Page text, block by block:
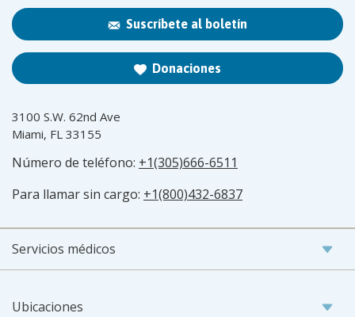
Suscríbete al boletín
Donaciones
3100 S.W. 62nd Ave
Miami, FL 33155
Número de teléfono: +1(305)666-6511
Para llamar sin cargo: +1(800)432-6837
Servicios médicos
Ubicaciones